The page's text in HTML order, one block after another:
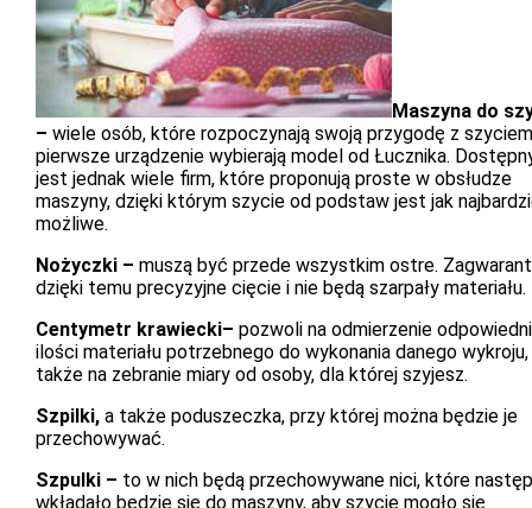
Maszyna do
– wiele osób, które rozpoczynają swoją przygodę z
pierwsze urządzenie wybierają model od Łucznika.
jest jednak wiele firm, które proponują proste w obsłudze
maszyny, dzięki którym szycie od podstaw jest jak
możliwe.
Nożyczki – muszą być przede wszystkim ostre.
dzięki temu precyzyjne cięcie i nie będą szarpały materiału.
Centymetr krawiecki– pozwoli na odmierzenie
ilości materiału potrzebnego do wykonania danego wykroju,
także na zebranie miary od osoby, dla której szyjesz.
Szpilki, a także poduszeczka, przy której można będzie je
przechowywać.
Szpulki – to w nich będą przechowywane nici, które
wkładało będzie się do maszyny, aby szycie mogło się